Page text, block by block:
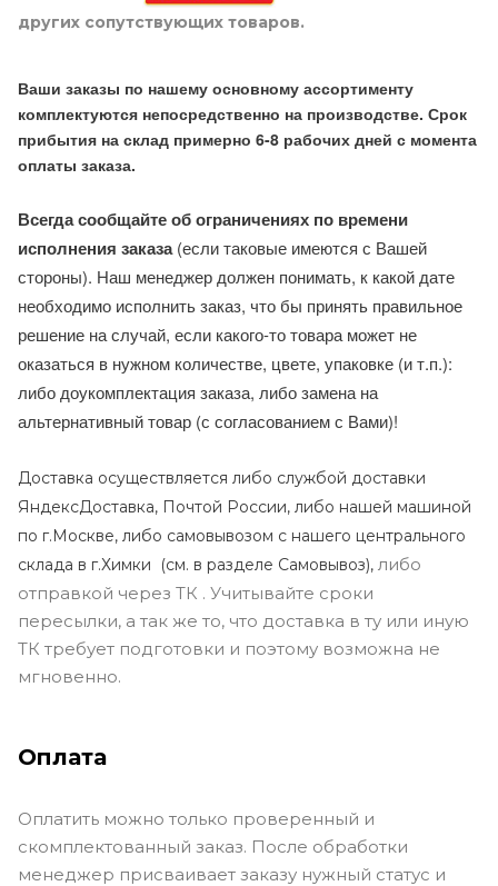
других сопутствующих товаров.
Ваши заказы по нашему основному ассортименту
комплектуются непосредственно на производстве. Срок
прибытия на склад примерно 6-8 рабочих дней с момента
оплаты заказа.
Всегда сообщайте об ограничениях по времени
исполнения заказа(если таковые имеются с Вашей
стороны). Наш менеджер должен понимать, к какой дате
необходимо исполнить заказ, что бы принять правильное
решение на случай, если какого-то товара может не
оказаться в нужном количестве, цвете, упаковке (и т.п.):
либо доукомплектация заказа, либо замена на
альтернативный товар (с согласованием с Вами)!
Доставка осуществляется либо службой доставки
ЯндексДоставка, Почтой России, либо нашей машиной
по г.Москве, либо самовывозом с нашего центрального
склада в г.Химки (см. в разделе Самовывоз), либо
отправкой через ТК . Учитывайте сроки
пересылки, а так же то, что доставка в ту или иную
ТК требует подготовки и поэтому возможна не
мгновенно.
Оплата
Оплатить можно только проверенный и
скомплектованный заказ. После обработки
менеджер присваивает заказу нужный статус и